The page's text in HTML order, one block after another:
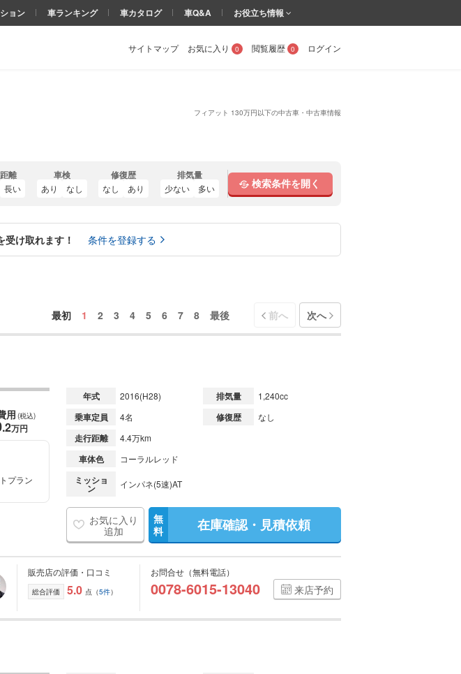
フィアット 130万円以下の中古車・中古車情報
サイトマップ お気に入り 0 閲覧履歴 0 ログイン
ョン 車ランキング 車カタログ 車Q&A お役立ち情報
離
長い
車検
あり なし
修復歴
なし あり
排気量
少ない 多い 検索条件を開く
け取れます！ 条件を登録する
最初 1 2 3 4 5 6 7 8 最後 前へ 次へ
用 (税込)
.2万円
プラン
年式 2016(H28) 排気量 1,240cc
乗車定員 4名 修復歴 なし
走行距離 4.4万km
車体色 コーラルレッド
ミッショ
ン インパネ(5速)AT
お気に入り
追加
無
料
在庫確認・見積依頼
販売店の評価・口コミ
総合評価 5.0 点（5件）
お問合せ（無料電話）
0078-6015-13040 来店予約